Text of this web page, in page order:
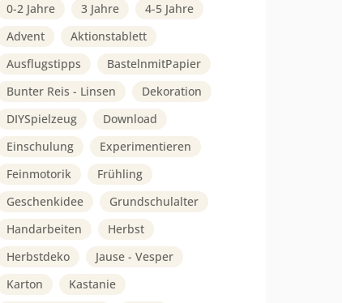
0-2 Jahre 3 Jahre
4-5 Jahre
Advent
Aktionstablett
Ausflugstipps
BastelnmitPapier
Bunter Reis - Linsen
Dekoration
DIYSpielzeug
Download
Einschulung
Experimentieren
Feinmotorik
Frühling
Geschenkidee
Grundschulalter
Handarbeiten
Herbst
Herbstdeko
Jause - Vesper
Karton
Kastanie